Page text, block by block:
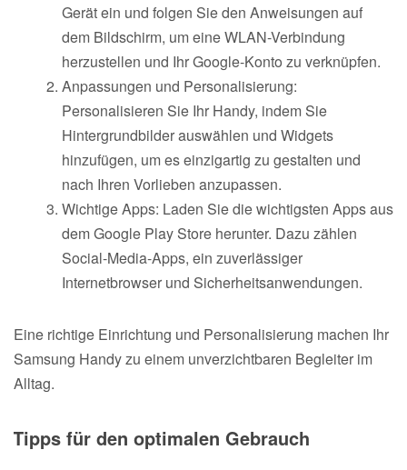
Gerät ein und folgen Sie den Anweisungen auf
dem Bildschirm, um eine WLAN-Verbindung
herzustellen und Ihr Google-Konto zu verknüpfen.
Anpassungen und Personalisierung:
Personalisieren Sie Ihr Handy, indem Sie
Hintergrundbilder auswählen und Widgets
hinzufügen, um es einzigartig zu gestalten und
nach Ihren Vorlieben anzupassen.
Wichtige Apps: Laden Sie die wichtigsten Apps aus
dem Google Play Store herunter. Dazu zählen
Social-Media-Apps, ein zuverlässiger
Internetbrowser und Sicherheitsanwendungen.
Eine richtige Einrichtung und Personalisierung machen Ihr
Samsung Handy zu einem unverzichtbaren Begleiter im
Alltag.
Tipps für den optimalen Gebrauch